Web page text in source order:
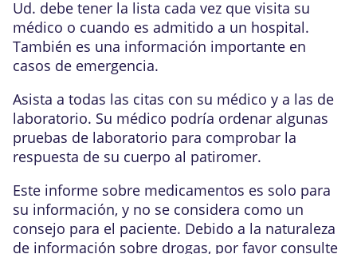
Ud. debe tener la lista cada vez que visita su
médico o cuando es admitido a un hospital.
También es una información importante en
casos de emergencia.
Asista a todas las citas con su médico y a las de
laboratorio. Su médico podría ordenar algunas
pruebas de laboratorio para comprobar la
respuesta de su cuerpo al patiromer.
Este informe sobre medicamentos es solo para
su información, y no se considera como un
consejo para el paciente. Debido a la naturaleza
de información sobre drogas, por favor consulte